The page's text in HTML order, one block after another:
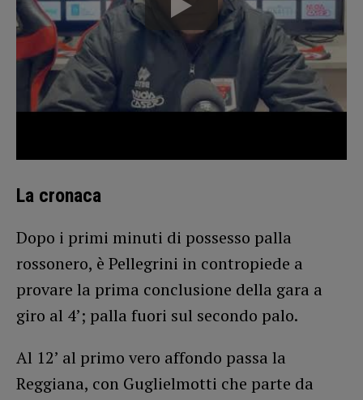
La cronaca
Dopo i primi minuti di possesso palla
rossonero, è Pellegrini in contropiede a
provare la prima conclusione della gara a
giro al 4’; palla fuori sul secondo palo.
Al 12’ al primo vero affondo passa la
Reggiana, con Guglielmotti che parte da